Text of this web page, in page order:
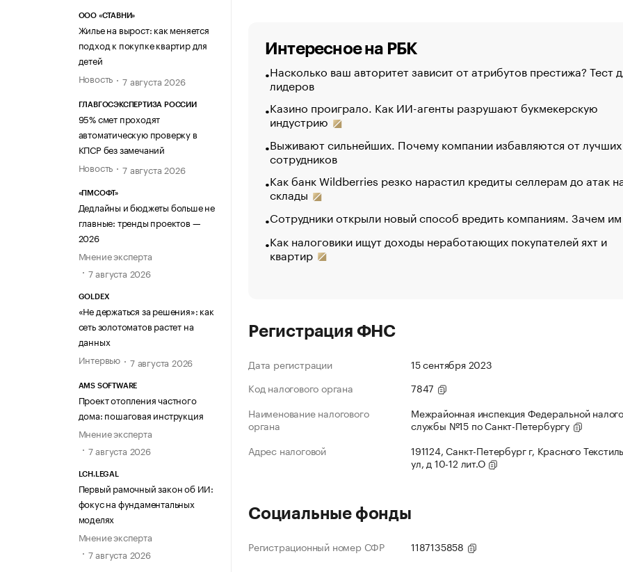
ООО «СТАВНИ»
Жилье на вырост: как меняется
подход к покупке квартир для
детей
Новость
7 августа 2026
ГЛАВГОСЭКСПЕРТИЗА РОССИИ
95% смет проходят
автоматическую проверку в
КПСР без замечаний
Новость
7 августа 2026
«ПМСОФТ»
Дедлайны и бюджеты больше не
главные: тренды проектов —
2026
Мнение эксперта
7 августа 2026
GOLDEX
«Не держаться за решения»: как
сеть золотоматов растет на
данных
Интервью
7 августа 2026
AMS SOFTWARE
Проект отопления частного
дома: пошаговая инструкция
Мнение эксперта
7 августа 2026
LCH.LEGAL
Первый рамочный закон об ИИ:
фокус на фундаментальных
моделях
Мнение эксперта
7 августа 2026
Интересное на РБК
Насколько ваш авторитет зависит от атрибутов престижа? Тест
лидеров
Казино проиграло. Как ИИ-агенты разрушают букмекерскую
индустрию
Выживают сильнейших. Почему компании избавляются от лучших
сотрудников
Как банк Wildberries резко нарастил кредиты селлерам до атак
склады
Сотрудники открыли новый способ вредить компаниям. Зачем
Как налоговики ищут доходы неработающих покупателей яхт и
квартир
Регистрация ФНС
Дата регистрации
15 сентября 2023
Код налогового органа
7847
Наименование налогового
органа
Межрайонная инспекция Федеральной
службы №15 по Санкт-Петербургу
Адрес налоговой
191124, Санкт-Петербург г, Красного
ул, д 10-12 лит.О
Социальные фонды
Регистрационный номер СФР 1187135858